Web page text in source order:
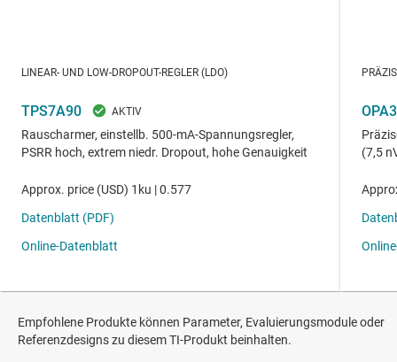
Empfohlene Produkte können Parameter, Evaluierungsmodule oder
Referenzdesigns zu diesem TI-Produkt beinhalten.